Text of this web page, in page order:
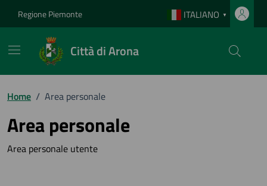
Regione Piemonte ITALIANO ▼
Città di Arona
Home / Area personale
Area personale
Area personale utente